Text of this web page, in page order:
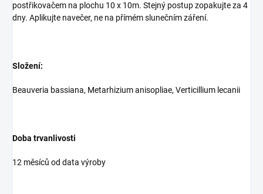
postřikovačem na plochu 10 x 10m. Stejný postup zopakujte za 4
dny. Aplikujte navečer, ne na přímém slunečním záření.
Složení:
Beauveria bassiana, Metarhizium anisopliae, Verticillium lecanii
Doba trvanlivosti
12 měsíců od data výroby